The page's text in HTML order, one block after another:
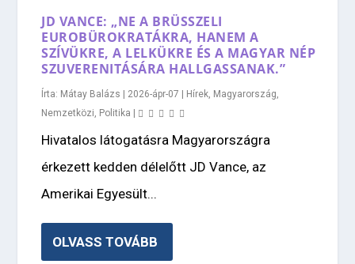
JD VANCE: „NE A BRÜSSZELI
EUROBÜROKRATÁKRA, HANEM A
SZÍVÜKRE, A LELKÜKRE ÉS A MAGYAR NÉP
SZUVERENITÁSÁRA HALLGASSANAK.”
Írta: Mátay Balázs | 2026-ápr-07 | Hírek Magyarország
Nemzetközi Politika |
Hivatalos látogatásra Magyarországra
érkezett kedden délelőtt JD Vance, az
Amerikai Egyesült...
OLVASS TOVÁBB